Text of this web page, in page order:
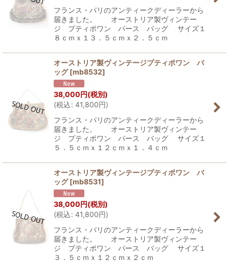
フランス・パリのアンティークディーラーから
届きました。 オーストリア製ヴィンテー
ジ プティポワン パース バッグ サイズ１
８ｃｍｘ１３．５ｃｍｘ２．５ｃｍ
オーストリア製ヴィンテージプティポワン バ
ッグ [mb8532]
38,000円(税別)
(税込: 41,800円)
フランス・パリのアンティークディーラーから
届きました。 オーストリア製ヴィンテー
ジ プティポワン パース バッグ サイズ１
５．５ｃｍｘ１２ｃｍｘ１．４ｃｍ
オーストリア製ヴィンテージプティポワン バ
ッグ [mb8531]
38,000円(税別)
(税込: 41,800円)
フランス・パリのアンティークディーラーから
届きました。 オーストリア製ヴィンテー
ジ プティポワン パース バッグ サイズ１
３．５ｃｍｘ１２ｃｍｘ２ｃｍ